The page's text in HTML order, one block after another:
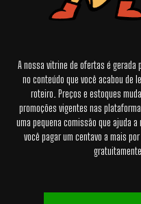
A nossa vitrine de ofertas é gerada
no conteúdo que você acabou de
roteiro. Preços e estoques
promoções vigentes nas
uma pequena comissão que ajuda
você pagar um centavo a mais